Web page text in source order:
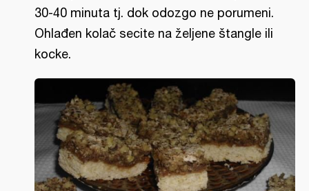
30-40 minuta tj. dok odozgo ne porumeni.
Ohlađen kolač secite na željene štangle ili
kocke.